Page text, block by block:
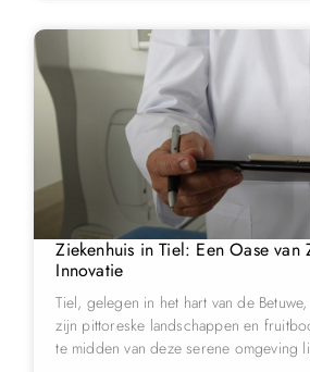
Ziekenhuis in Tiel: Een Oase van
Innovatie
Tiel, gelegen in het hart van de
zijn pittoreske landschappen en
te midden van deze serene omgeving